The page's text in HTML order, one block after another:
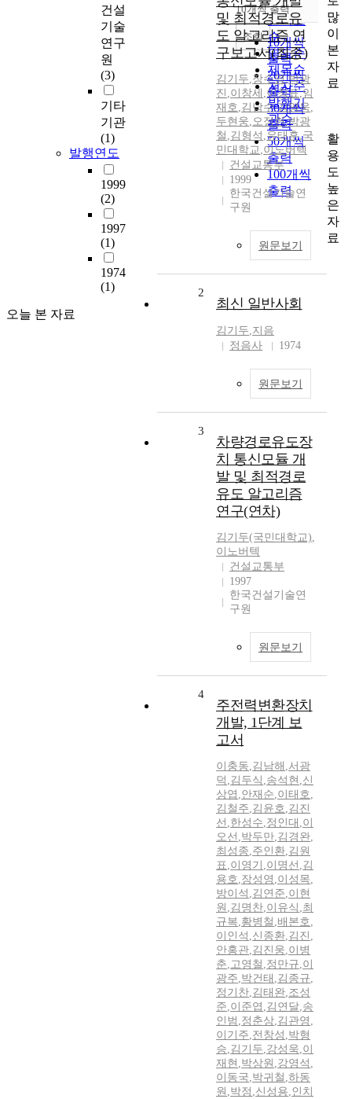
건설
기술
연구
원
(3)
기타
기관
(1)
발행연도
1999
(2)
1997
(1)
1974
(1)
오늘 본 자료
순
인기도
순
연도순
제목순
저자순
발행기
관순
내림차순
10개씩 출력
10개씩
출력
20개씩
출력
30개씩
출력
50개씩
출력
100개씩
출력
조회
및 최적경로유
도 알고리즘 연
구보고서(최종)
김기두,장수영,박광
진 ,이창세 ,이창표,임
재호,김남수,김영욱,
두현웅,오정헌,박광
철 ,김형석 ,유태훈,국
민대학교,이노버텍
건설교통부
1999
한국건설기술연
구원
원문보기
2
최신 일반사회
김기두,지음
정음사
1974
원문보기
3
차량경로유도장
치 통신모듈 개
발 및 최적경로
유도 알고리즘
연구(연차)
김기두(국민대학교),
이노버텍
건설교통부
1997
한국건설기술연
구원
원문보기
4
주전력변환장치
개발, 1단계 보
고서
이충동,김남해 ,서광
덕 ,김두식 ,송석현 ,신
상엽 ,안재순,이태호,
김철주,김윤호,김진
선 ,한성수,정인대 ,이
오선 ,박두만,김경완,
최성종,주인환,김원
표,이영기 ,이명선 ,김
용호,장성영 ,이성목,
방이석 ,김연준,이현
원 ,김명찬,이유식 ,최
규복,황병철 ,배본호,
이인석 ,신종환,김진 ,
안홍관,김진웅,이병
춘,고영철 ,정만규,이
광주,박건태 ,김종규,
정기찬,김태완,조성
준,이준엽 ,김연달,송
인범 ,정춘상,김관영 ,
이기주,전창성 ,박형
승,김기두,강성욱,이
재현 ,박상원 ,강영석 ,
이동국,박귀철 ,하동
원 ,박정 ,신성용,인치
많
이
본
자
료
활
용
도
높
은
자
료